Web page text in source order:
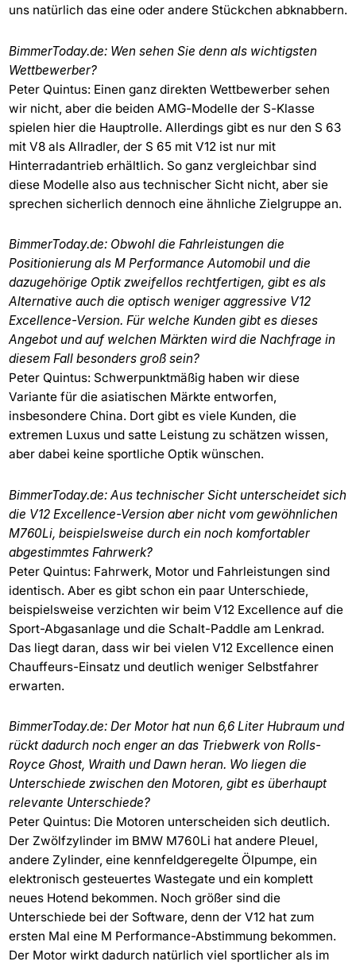
uns natürlich das eine oder andere Stückchen abknabbern.
BimmerToday.de: Wen sehen Sie denn als wichtigsten
Wettbewerber?
Peter Quintus: Einen ganz direkten Wettbewerber sehen
wir nicht, aber die beiden AMG-Modelle der S-Klasse
spielen hier die Hauptrolle. Allerdings gibt es nur den S 63
mit V8 als Allradler, der S 65 mit V12 ist nur mit
Hinterradantrieb erhältlich. So ganz vergleichbar sind
diese Modelle also aus technischer Sicht nicht, aber sie
sprechen sicherlich dennoch eine ähnliche Zielgruppe an.
BimmerToday.de: Obwohl die Fahrleistungen die
Positionierung als M Performance Automobil und die
dazugehörige Optik zweifellos rechtfertigen, gibt es als
Alternative auch die optisch weniger aggressive V12
Excellence-Version. Für welche Kunden gibt es dieses
Angebot und auf welchen Märkten wird die Nachfrage in
diesem Fall besonders groß sein?
Peter Quintus: Schwerpunktmäßig haben wir diese
Variante für die asiatischen Märkte entworfen,
insbesondere China. Dort gibt es viele Kunden, die
extremen Luxus und satte Leistung zu schätzen wissen,
aber dabei keine sportliche Optik wünschen.
BimmerToday.de: Aus technischer Sicht unterscheidet sich
die V12 Excellence-Version aber nicht vom gewöhnlichen
M760Li, beispielsweise durch ein noch komfortabler
abgestimmtes Fahrwerk?
Peter Quintus: Fahrwerk, Motor und Fahrleistungen sind
identisch. Aber es gibt schon ein paar Unterschiede,
beispielsweise verzichten wir beim V12 Excellence auf die
Sport-Abgasanlage und die Schalt-Paddle am Lenkrad.
Das liegt daran, dass wir bei vielen V12 Excellence einen
Chauffeurs-Einsatz und deutlich weniger Selbstfahrer
erwarten.
BimmerToday.de: Der Motor hat nun 6,6 Liter Hubraum und
rückt dadurch noch enger an das Triebwerk von Rolls-
Royce Ghost, Wraith und Dawn heran. Wo liegen die
Unterschiede zwischen den Motoren, gibt es überhaupt
relevante Unterschiede?
Peter Quintus: Die Motoren unterscheiden sich deutlich.
Der Zwölfzylinder im BMW M760Li hat andere Pleuel,
andere Zylinder, eine kennfeldgeregelte Ölpumpe, ein
elektronisch gesteuertes Wastegate und ein komplett
neues Hotend bekommen. Noch größer sind die
Unterschiede bei der Software, denn der V12 hat zum
ersten Mal eine M Performance-Abstimmung bekommen.
Der Motor wirkt dadurch natürlich viel sportlicher als im